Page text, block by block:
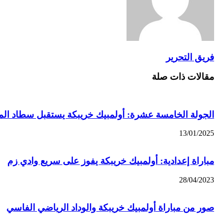
فريق التحرير
مقالات ذات صلة
الجولة الخامسة عشرة: أولمبيك خريبكة يستقبل سطاد
13/01/2025
مباراة إعدادية: أولمبيك خريبكة يفوز على سريع وادي زم
28/04/2023
صور من مباراة أولمبيك خريبكة والوداد الرياضي الفاسي